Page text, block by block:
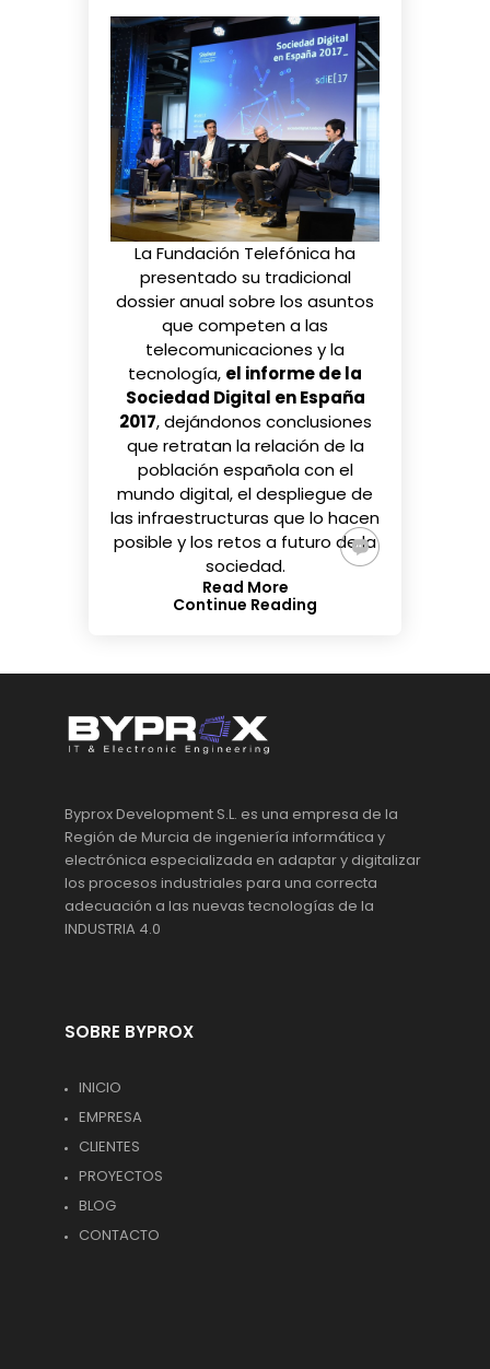
La Fundación Telefónica ha
presentado su tradicional
dossier anual sobre los asuntos
que competen a las
telecomunicaciones y la
tecnología, el informe de la
Sociedad Digital en España
2017, dejándonos conclusiones
que retratan la relación de la
población española con el
mundo digital, el despliegue de
las infraestructuras que lo hacen
posible y los retos a futuro de la
sociedad.
Read More
Continue Reading
Byprox Development S.L. es una empresa de la
Región de Murcia de ingeniería informática y
electrónica especializada en adaptar y digitalizar
los procesos industriales para una correcta
adecuación a las nuevas tecnologías de la
INDUSTRIA 4.0
SOBRE BYPROX
INICIO
EMPRESA
CLIENTES
PROYECTOS
BLOG
CONTACTO